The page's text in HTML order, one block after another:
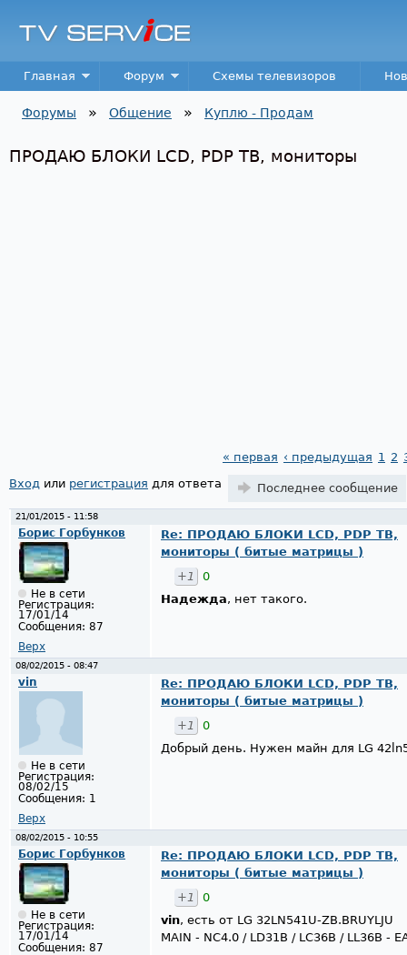
TV
Service
Main menu
Главная Форум Схемы телевизоров
Форумы » Общение » Куплю - Продам
ПРОДАЮ БЛОКИ LCD, PDP ТВ, мониторы
Страницы
« первая ‹ предыдущая 1 2
Вход или регистрация для ответа Последнее сообщение
21/01/2015 - 11:58
Борис Горбунков
Не в сети
Регистрация:
17/01/14
Сообщения: 87
Верх
Re: ПРОДАЮ БЛОКИ LCD, PDP ТВ,
мониторы ( битые матрицы )
+1
0
Надежда, нет такого.
08/02/2015 - 08:47
vin
Не в сети
Регистрация:
08/02/15
Сообщения: 1
Верх
Re: ПРОДАЮ БЛОКИ LCD, PDP ТВ,
мониторы ( битые матрицы )
+1
0
Добрый день. Нужен майн для LG
08/02/2015 - 10:55
Борис Горбунков
Не в сети
Регистрация:
17/01/14
Сообщения: 87
Re: ПРОДАЮ БЛОКИ LCD, PDP ТВ,
мониторы ( битые матрицы )
+1
0
vin, есть от LG 32LN541U-ZB.BRUYLJU
MAIN - NC4.0 / LD31B / LC36B / LL36B -